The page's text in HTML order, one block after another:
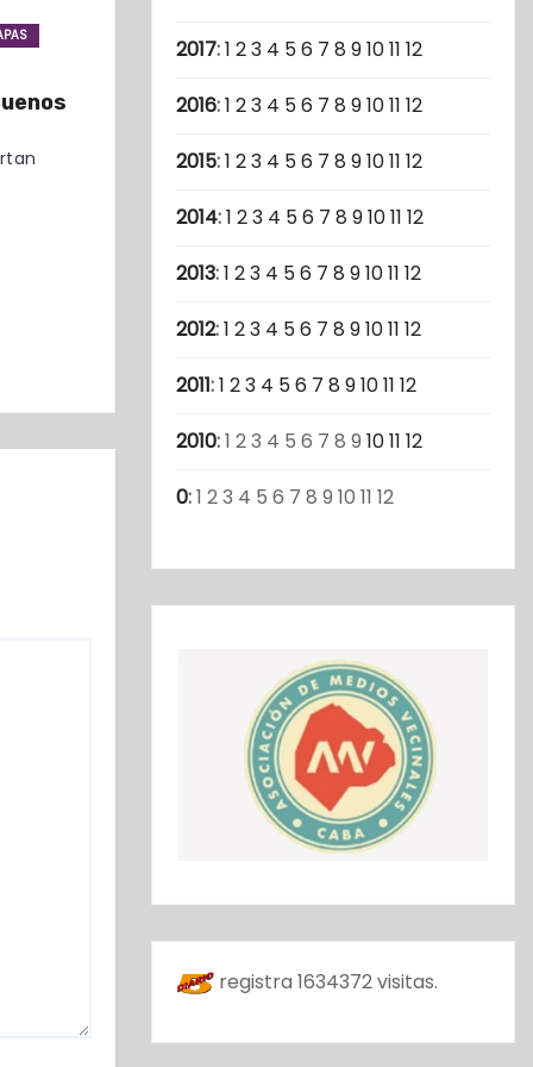
2017:1 23 4 56 7 8 91011 12
2016:1 23 4 56 7 8 91011 12
2015:1 23 4 56 7 8 91011 12
2014:1 23 4 56 7 8 91011 12
2013:1 23 4 56 7 8 91011 12
2012:1 23 4 56 7 8 91011 12
2011:1 23 4 56 7 8 91011 12
2010:1 23 4 5 6 7 8 9 1011 12
0:1 23 4 5 6 7 8 9 10 11 12
registra 1634372visitas.